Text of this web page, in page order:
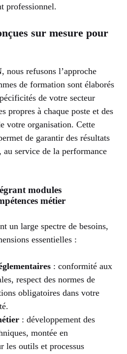
professionnel.
sur mesure pour
refusons l’approche
de formation sont élaborés
de votre secteur
propres à chaque poste et des
votre organisation. Cette
de garantir des résultats
au service de la performance
modules
métier
un large spectre de besoins,
essentielles :
: conformité aux
respect des normes de
obligatoires dans votre
: développement des
montée en
les outils et processus